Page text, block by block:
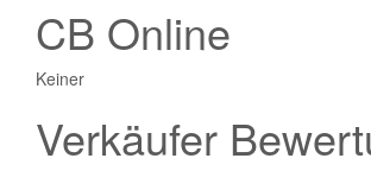
CB Online
Keiner
Verkäufer